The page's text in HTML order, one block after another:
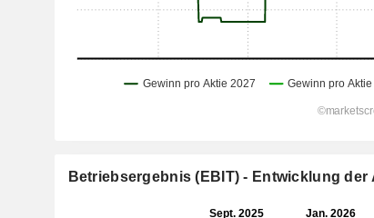
Betriebsergebnis (EBIT) - Entwicklung